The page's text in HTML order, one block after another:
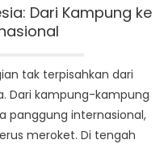
Politik
Dari Kampung ke
tak terpisahkan dari
Dari kampung-kampung
panggung internasional,
meroket. Di tengah